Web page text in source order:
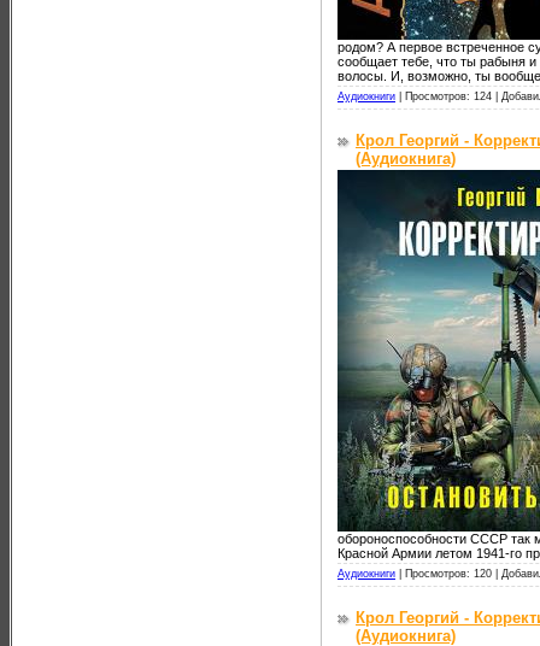
родом? А первое встреченное
сообщает тебе, что ты рабыня и
волосы. И, возможно, ты
Аудиокниги Просмотров: 124 |
Крол Георгий -
(Аудиокнига)
обороноспособности СССР так
Красной Армии летом 1941-го
Аудиокниги Просмотров: 120 |
Крол Георгий -
(Аудиокнига)